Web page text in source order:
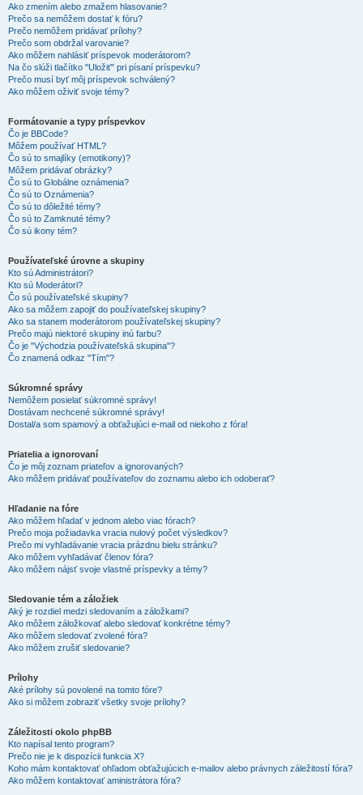
Ako zmením alebo zmažem hlasovanie?
Prečo sa nemôžem dostať k fóru?
Prečo nemôžem pridávať prílohy?
Prečo som obdržal varovanie?
Ako môžem nahlásiť príspevok moderátorom?
Na čo slúži tlačítko "Uložiť" pri písaní príspevku?
Prečo musí byť môj príspevok schválený?
Ako môžem oživiť svoje témy?
Formátovanie a typy príspevkov
Čo je BBCode?
Môžem používať HTML?
Čo sú to smajlíky (emotikony)?
Môžem pridávať obrázky?
Čo sú to Globálne oznámenia?
Čo sú to Oznámenia?
Čo sú to dôležité témy?
Čo sú to Zamknuté témy?
Čo sú ikony tém?
Používateľské úrovne a skupiny
Kto sú Administrátori?
Kto sú Moderátori?
Čo sú používateľské skupiny?
Ako sa môžem zapojiť do používateľskej skupiny?
Ako sa stanem moderátorom používateľskej skupiny?
Prečo majú niektoré skupiny inú farbu?
Čo je "Východzia používateľská skupina"?
Čo znamená odkaz "Tím"?
Súkromné správy
Nemôžem posielať súkromné správy!
Dostávam nechcené súkromné správy!
Dostal/a som spamový a obťažujúci e-mail od niekoho z fóra!
Priatelia a ignorovaní
Čo je môj zoznam priateľov a ignorovaných?
Ako môžem pridávať používateľov do zoznamu alebo ich odoberať?
Hľadanie na fóre
Ako môžem hľadať v jednom alebo viac fórach?
Prečo moja požiadavka vracia nulový počet výsledkov?
Prečo mi vyhľadávanie vracia prázdnu bielu stránku?
Ako môžem vyhľadávať členov fóra?
Ako môžem nájsť svoje vlastné príspevky a témy?
Sledovanie tém a záložiek
Aký je rozdiel medzi sledovaním a záložkami?
Ako môžem záložkovať alebo sledovať konkrétne témy?
Ako môžem sledovať zvolené fóra?
Ako môžem zrušiť sledovanie?
Prílohy
Aké prílohy sú povolené na tomto fóre?
Ako si môžem zobraziť všetky svoje prílohy?
Záležitosti okolo phpBB
Kto napísal tento program?
Prečo nie je k dispozícii funkcia X?
Koho mám kontaktovať ohľadom obťažujúcich e-mailov alebo právnych záležitostí fóra?
Ako môžem kontaktovať aministrátora fóra?